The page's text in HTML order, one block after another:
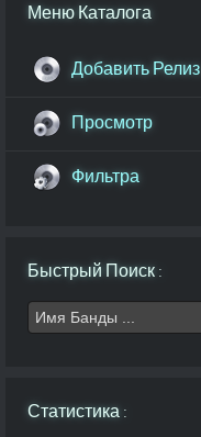
Меню Каталога
Добавить Релиз
Просмотр
Фильтра
Быстрый Поиск :
Статистика :